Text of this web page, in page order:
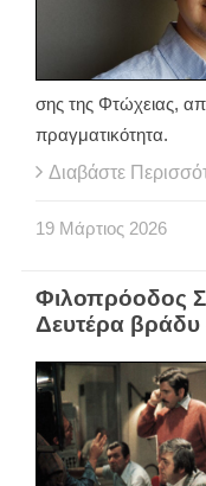
σης της Φτώχειας,
πραγματικότητα.
Διαβάστε
19 Μάρτιος 2026
Φιλοπρόοδος
Δευτέρα βράδυ